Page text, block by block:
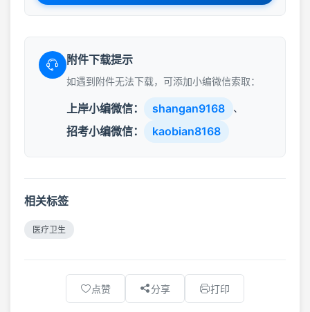
附件下载提示
如遇到附件无法下载，可添加小编微信索取：
上岸小编微信： shangan9168 、
招考小编微信： kaobian8168
相关标签
医疗卫生
点赞 分享 打印